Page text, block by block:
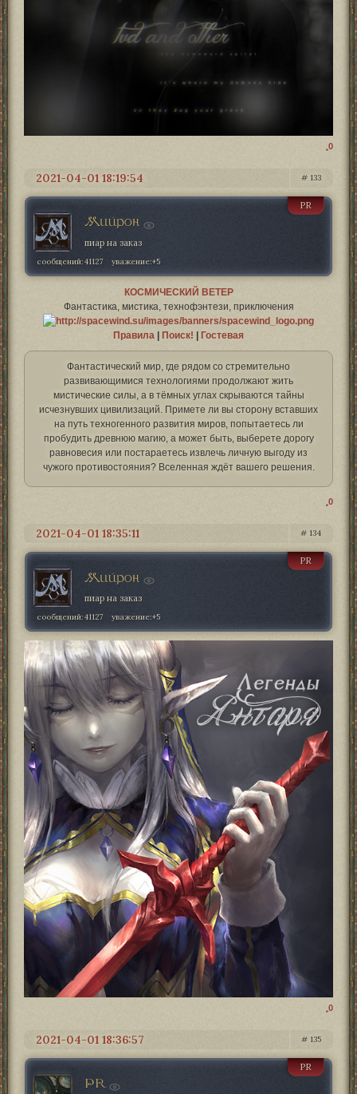
0
133
2021-04-01 18:19:54
Мийрон
PR
пиар на заказ
сообщений:41127 уважение:+5
КОСМИЧЕСКИЙ ВЕТЕР
Фантастика, мистика, технофэнтези, приключения
Правила Поиск! Гостевая
Фантастический мир, где рядом со стремительно
развивающимися технологиями продолжают жить
мистические силы, а в тёмных углах скрываются тайны
исчезнувших цивилизаций. Примете ли вы сторону вставших
на путь техногенного развития миров, попытаетесь ли
пробудить древнюю магию, а может быть, выберете дорогу
равновесия или постараетесь извлечь личную выгоду из
чужого противостояния? Вселенная ждёт вашего решения.
0
134
2021-04-01 18:35:11
Мийрон
PR
пиар на заказ
сообщений:41127 уважение:+5
0
135
2021-04-01 18:36:57
PR
PR